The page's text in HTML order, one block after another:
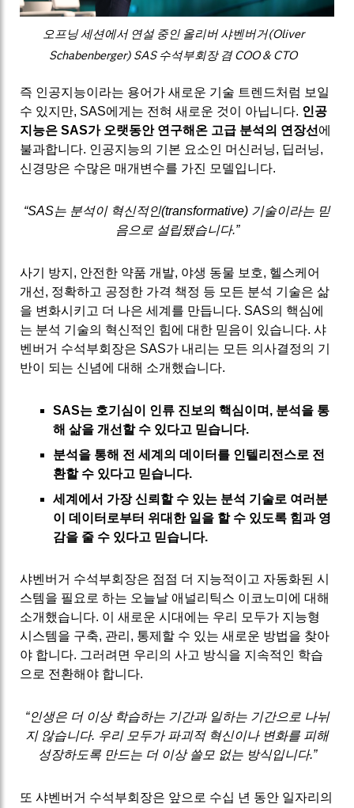
오프닝 세션에서 연설 중인 올리버 샤벤버거(Oliver
Schabenberger) SAS 수석부회장 겸 COO & CTO
즉 인공지능이라는 용어가 새로운 기술 트렌드처럼 보일
수 있지만, SAS에게는 전혀 새로운 것이 아닙니다. 인공
지능은 SAS가 오랫동안 연구해온 고급 분석의 연장선에
불과합니다. 인공지능의 기본 요소인 머신러닝, 딥러닝,
신경망은 수많은 매개변수를 가진 모델입니다.
“SAS는 분석이 혁신적인(transformative) 기술이라는 믿
음으로 설립됐습니다.”
사기 방지, 안전한 약품 개발, 야생 동물 보호, 헬스케어
개선, 정확하고 공정한 가격 책정 등 모든 분석 기술은 삶
을 변화시키고 더 나은 세계를 만듭니다. SAS의 핵심에
는 분석 기술의 혁신적인 힘에 대한 믿음이 있습니다. 샤
벤버거 수석부회장은 SAS가 내리는 모든 의사결정의 기
반이 되는 신념에 대해 소개했습니다.
SAS는 호기심이 인류 진보의 핵심이며, 분석을 통
해 삶을 개선할 수 있다고 믿습니다.
분석을 통해 전 세계의 데이터를 인텔리전스로 전
환할 수 있다고 믿습니다.
세계에서 가장 신뢰할 수 있는 분석 기술로 여러분
이 데이터로부터 위대한 일을 할 수 있도록 힘과 영
감을 줄 수 있다고 믿습니다.
샤벤버거 수석부회장은 점점 더 지능적이고 자동화된 시
스템을 필요로 하는 오늘날 애널리틱스 이코노미에 대해
소개했습니다. 이 새로운 시대에는 우리 모두가 지능형
시스템을 구축, 관리, 통제할 수 있는 새로운 방법을 찾아
야 합니다. 그러려면 우리의 사고 방식을 지속적인 학습
으로 전환해야 합니다.
“인생은 더 이상 학습하는 기간과 일하는 기간으로 나뉘
지 않습니다. 우리 모두가 파괴적 혁신이나 변화를 피해
성장하도록 만드는 더 이상 쓸모 없는 방식입니다.”
또 샤벤버거 수석부회장은 앞으로 수십 년 동안 일자리의